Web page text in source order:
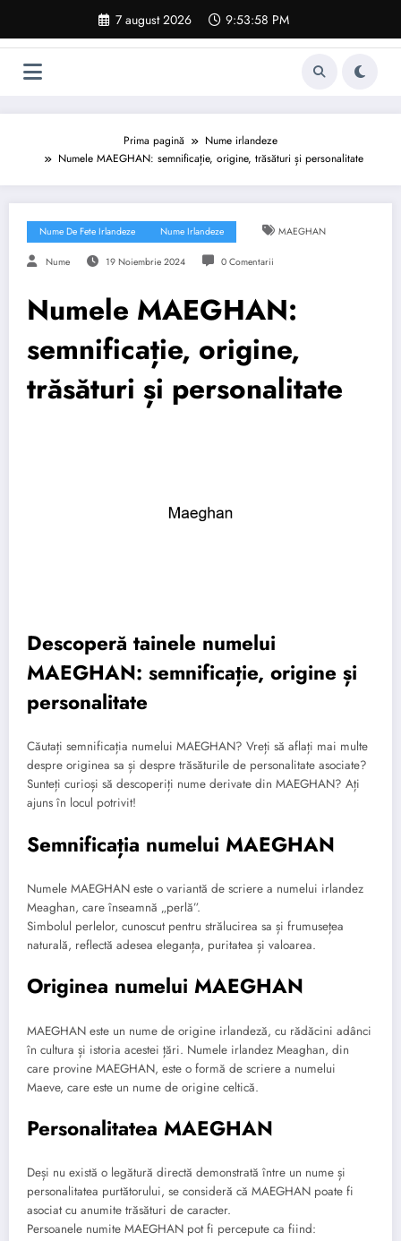
conținut
7 august 2026 9:53:59 PM
Prima pagină
Nume irlandeze
Numele MAEGHAN: semnificație, origine, trăsături și personalitate
Nume De Fete Irlandeze Nume Irlandeze MAEGHAN
Nume 19 Noiembrie 2024 0 Comentarii
Numele MAEGHAN:
semnificație, origine,
trăsături și personalitate
Descoperă tainele numelui
MAEGHAN: semnificație, origine și
personalitate
Căutați semnificația numelui MAEGHAN? Vreți să aflați mai multe
despre originea sa și despre trăsăturile de personalitate asociate?
Sunteți curioși să descoperiți nume derivate din MAEGHAN? Ați
ajuns în locul potrivit!
Semnificația numelui MAEGHAN
Numele MAEGHAN este o variantă de scriere a numelui irlandez
Meaghan, care înseamnă „perlă”.
Simbolul perlelor, cunoscut pentru strălucirea sa și frumusețea
naturală, reflectă adesea eleganța, puritatea și valoarea.
Originea numelui MAEGHAN
MAEGHAN este un nume de origine irlandeză, cu rădăcini adânci
în cultura și istoria acestei țări. Numele irlandez Meaghan, din
care provine MAEGHAN, este o formă de scriere a numelui
Maeve, care este un nume de origine celtică.
Personalitatea MAEGHAN
Deși nu există o legătură directă demonstrată între un nume și
personalitatea purtătorului, se consideră că MAEGHAN poate fi
asociat cu anumite trăsături de caracter.
Persoanele numite MAEGHAN pot fi percepute ca fiind: